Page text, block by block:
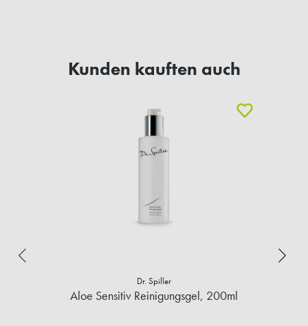
Kunden kauften auch
Dr. Spiller
Aloe Sensitiv Reinigungsgel, 200ml